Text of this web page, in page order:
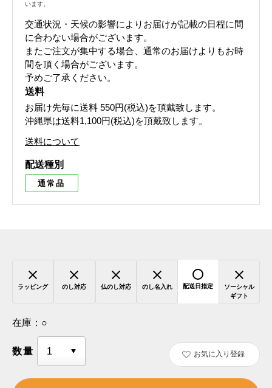
います。
交通状況・天候の影響によりお届けが記載の日程に間
に合わない場合がございます。
またご注文が集中する場合、通常のお届けよりもお時
間を頂く場合がございます。
予めご了承ください。
送料
お届け先毎に送料 550円(税込)を頂戴致します。
沖縄県は送料1,100円(税込)を頂戴致します。
送料について
配送種別
通常品
ラッピング のし対応 仏のし対応 のし名入れ 配送日指定
ソーシャル
ギフト
在庫： ○
数量 お気に入り登録